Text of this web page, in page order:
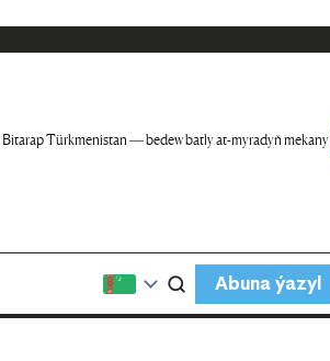
Türkmenistan — bedew batly at-myradyň mekany
Abuna ýazyl